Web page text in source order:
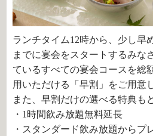
ランチタイム12時から、少し早
までに宴会をスタートするみな
ているすべての宴会コースを総
用いただける「早割」をご用意
また、早割だけの選べる特典も
・1時間飲み放題無料延長
・スタンダード飲み放題からプ